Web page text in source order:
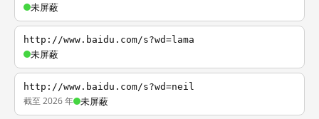
未屏蔽
http://www.baidu.com/s?wd=lama
未屏蔽
http://www.baidu.com/s?wd=neil
截至 2026 年 未屏蔽